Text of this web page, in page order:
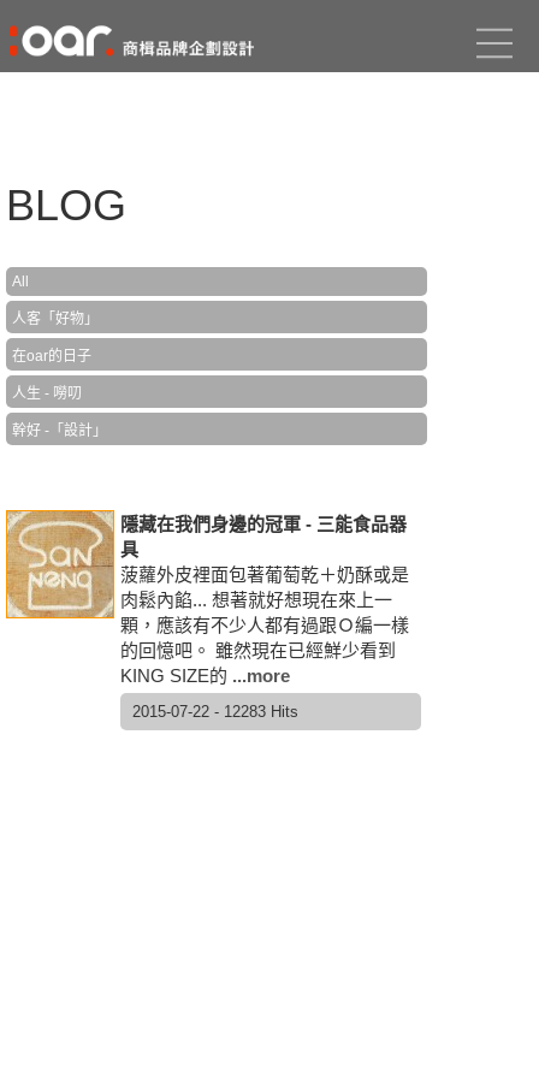
BLOG
All
人客「好物」
在oar的日子
人生 - 嘮叨
幹好 -「設計」
隱藏在我們身邊的冠軍 - 三能食品器
具
菠蘿外皮裡面包著葡萄乾＋奶酥或是
肉鬆內餡... 想著就好想現在來上一
顆，應該有不少人都有過跟Ｏ編一樣
的回憶吧。 雖然現在已經鮮少看到
KING SIZE的 ...more
2015-07-22 - 12283 Hits